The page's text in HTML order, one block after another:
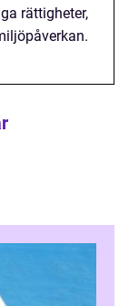
rättigheter,